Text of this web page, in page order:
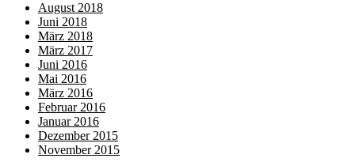
August 2018
Juni 2018
März 2018
März 2017
Juni 2016
Mai 2016
März 2016
Februar 2016
Januar 2016
Dezember 2015
November 2015